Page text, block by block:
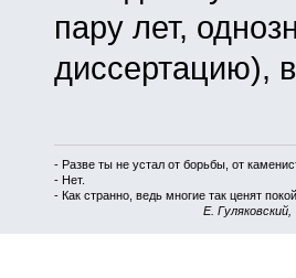
пару лет,
диссертацию),
- Разве ты не устал от борьбы, от
- Нет.
- Как странно, ведь многие так ценят
E.